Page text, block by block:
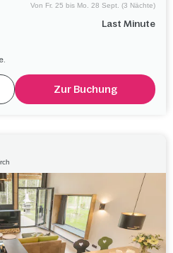
Last Minute
Von Fr. 25 bis Mo. 28 Sept. (3 Nächte)
Zur Buchung